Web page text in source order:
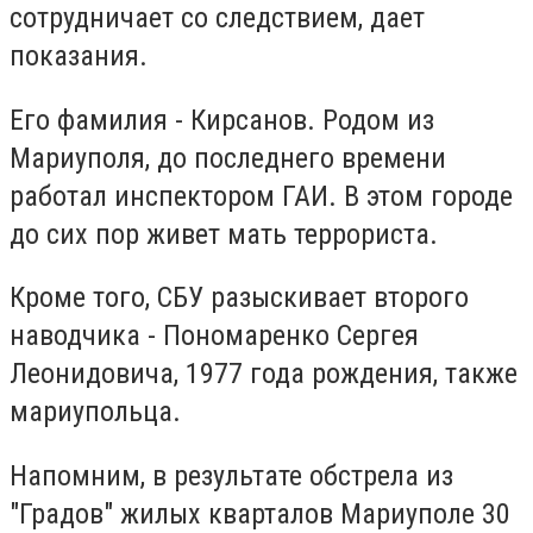
сотрудничает со следствием, дает
показания.
Его фамилия - Кирсанов. Родом из
Мариуполя, до последнего времени
работал инспектором ГАИ. В этом городе
до сих пор живет мать террориста.
Кроме того, СБУ разыскивает второго
наводчика - Пономаренко Сергея
Леонидовича, 1977 года рождения, также
мариупольца.
Напомним, в результате обстрела из
"Градов" жилых кварталов Мариуполе 30